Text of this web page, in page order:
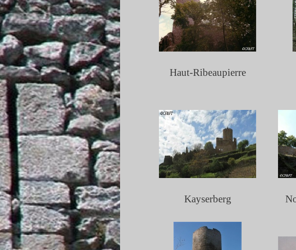
Haut-Ribeaupierre
Kayserberg